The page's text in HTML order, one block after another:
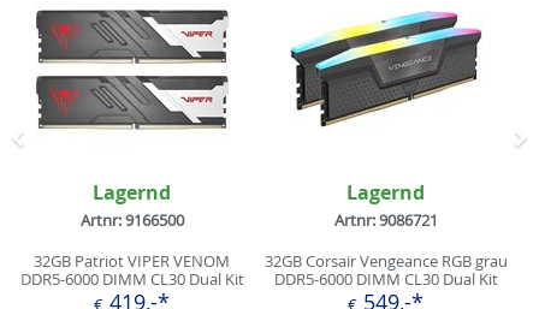
Lagernd
Artnr: 9166500
32GB Patriot VIPER VENOM
DDR5-6000 DIMM CL30 Dual Kit
€ 419,-*
Lagernd
Artnr: 9086721
32GB Corsair Vengeance RGB grau
DDR5-6000 DIMM CL30 Dual Kit
€ 549,-*
Zurück